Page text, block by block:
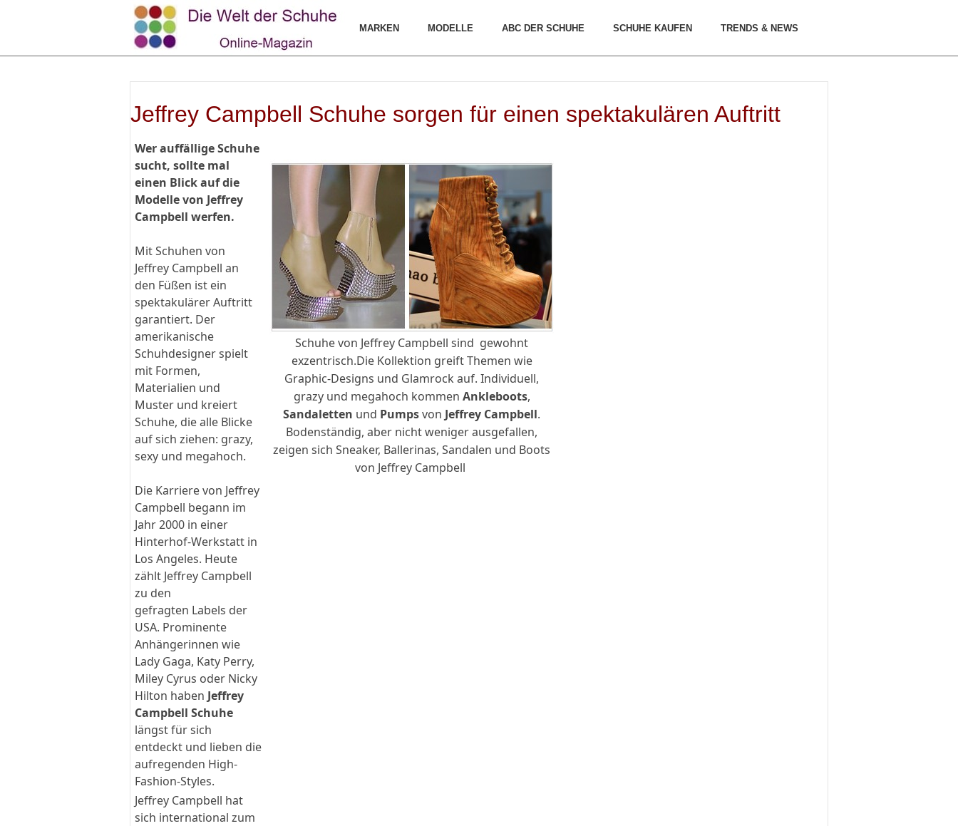
MARKEN MODELLE ABC DER SCHUHE SCHUHE KAUFEN TRENDS & NEWS
Jeffrey Campbell Schuhe sorgen für einen spektakulären Auftritt
Wer auffällige Schuhe
sucht, sollte mal
einen Blick auf die
Modelle von Jeffrey
Campbell werfen.
Mit Schuhen von
Jeffrey Campbell an
den Füßen ist ein
spektakulärer Auftritt
garantiert. Der
amerikanische
Schuhdesigner spielt
mit Formen,
Materialien und
Muster und kreiert
Schuhe, die alle Blicke
auf sich ziehen: grazy,
sexy und megahoch.
Die Karriere von Jeffrey
Campbell begann im
Jahr 2000 in einer
Hinterhof-Werkstatt in
Los Angeles. Heute
zählt Jeffrey Campbell
zu den
gefragten Labels der
USA. Prominente
Anhängerinnen wie
Lady Gaga, Katy Perry,
Miley Cyrus oder Nicky
Hilton haben Jeffrey
Campbell Schuhe
längst für sich
entdeckt und lieben die
aufregenden High-
Fashion-Styles.
Jeffrey Campbell hat
sich international zum
Schuhe von Jeffrey Campbell sind gewohnt
exzentrisch.Die Kollektion greift Themen wie
Graphic-Designs und Glamrock auf. Individuell,
grazy und megahoch kommen Ankleboots,
Sandaletten und Pumpsvon Jeffrey Campbell.
Bodenständig, aber nicht weniger ausgefallen,
zeigen sich Sneaker, Ballerinas, Sandalen und Boots
von Jeffrey Campbell